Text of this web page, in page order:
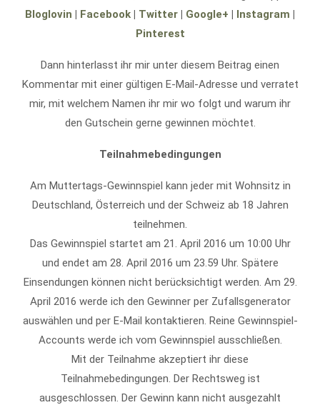
Bloglovin | Facebook | Twitter | Google+ | Instagram |
Pinterest
Dann hinterlasst ihr mir unter diesem Beitrag einen
Kommentar mit einer gültigen E-Mail-Adresse und verratet
mir, mit welchem Namen ihr mir wo folgt und warum ihr
den Gutschein gerne gewinnen möchtet.
Teilnahmebedingungen
Am Muttertags-Gewinnspiel kann jeder mit Wohnsitz in
Deutschland, Österreich und der Schweiz ab 18 Jahren
teilnehmen.
Das Gewinnspiel startet am 21. April 2016 um 10:00 Uhr
und endet am 28. April 2016 um 23.59 Uhr. Spätere
Einsendungen können nicht berücksichtigt werden. Am 29.
April 2016 werde ich den Gewinner per Zufallsgenerator
auswählen und per E-Mail kontaktieren. Reine Gewinnspiel-
Accounts werde ich vom Gewinnspiel ausschließen.
Mit der Teilnahme akzeptiert ihr diese
Teilnahmebedingungen. Der Rechtsweg ist
ausgeschlossen. Der Gewinn kann nicht ausgezahlt